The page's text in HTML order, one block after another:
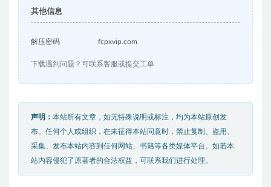
其他信息
解压密码 fcpxvip.com
下载遇到问题？可联系客服或提交工单
声明： 本站所有文章，如无特殊说明或标注，均为本站原创发
布。任何个人或组织，在未征得本站同意时，禁止复制、盗用、
采集、发布本站内容到任何网站、书籍等各类媒体平台。如若本
站内容侵犯了原著者的合法权益，可联系我们进行处理。